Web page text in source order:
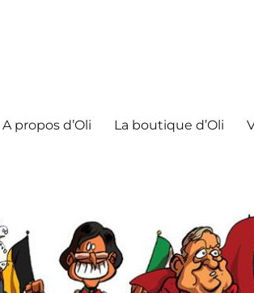
A propos d’Oli La boutique d’Oli